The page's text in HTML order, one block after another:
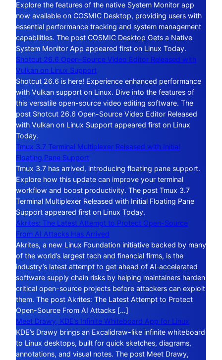
Explore the features of the native System Monitor app
now available on COSMIC Desktop, providing users with
essential performance tracking and system management
capabilities. The post COSMIC Desktop Gets a Native
System Monitor App appeared first on Linux Today.
Shotcut 26.6 Open-Source Video Editor Released with
Vulkan on Linux Support
Shotcut 26.6 is here! Experience enhanced performance
with Vulkan support on Linux. Dive into the features of
this versatile open-source video editing software. The
post Shotcut 26.6 Open-Source Video Editor Released
with Vulkan on Linux Support appeared first on Linux
Today.
Tmux 3.7 Terminal Multiplexer Released with Initial
Floating Pane Support
Tmux 3.7 has arrived, introducing floating pane support.
Explore how this update can improve your terminal
workflow and boost productivity. The post Tmux 3.7
Terminal Multiplexer Released with Initial Floating Pane
Support appeared first on Linux Today.
Akrites: The Latest Attempt to Protect Open-Source
From AI Attacks Has Arrived
Akrites, a new Linux Foundation initiative backed by many
of the world’s largest tech and financial firms, is the
industry’s latest attempt to get ahead of AI‑accelerated
software supply chain risks by helping maintainers harden
critical open-source projects before attackers can exploit
them. The post Akrites: The Latest Attempt to Protect
Open-Source From AI Attacks […]
Meet Drawy, KDE’s Infinite Whiteboard App for Linux
KDE’s Drawy brings an Excalidraw-like infinite whiteboard
to Linux desktops, built for quick sketches, diagrams,
annotations, and visual notes. The post Meet Drawy,